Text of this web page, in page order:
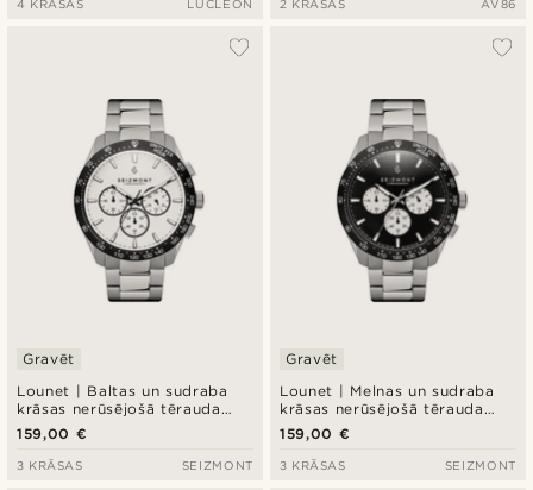
4 KRĀSAS LUCLEON 2 KRĀSAS AV86
Lounet | Baltas un sudraba
krāsas nerūsējošā tērauda
hronogrāfa pulkstenis
Gravēt
159,00 €
3 KRĀSAS SEIZMONT
Lounet | Melnas un sudraba
krāsas nerūsējošā tērauda
hronogrāfa pulkstenis
Gravēt
159,00 €
3 KRĀSAS SEIZMONT